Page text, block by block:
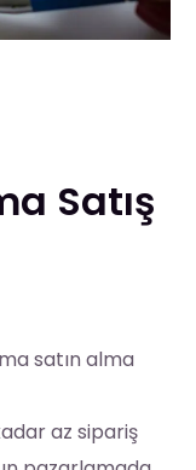
Satış
satın alma
az sipariş